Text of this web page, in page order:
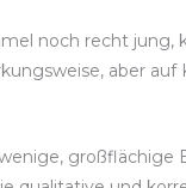
noch recht jung,
aber auf
großflächige